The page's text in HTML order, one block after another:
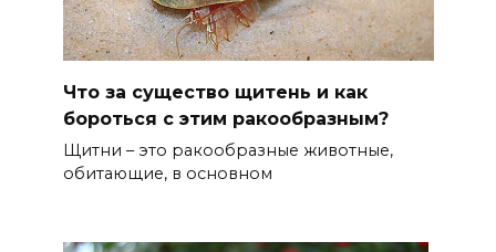
Что за существо щитень и как
бороться с этим ракообразным?
Щитни – это ракообразные животные,
обитающие, в основном